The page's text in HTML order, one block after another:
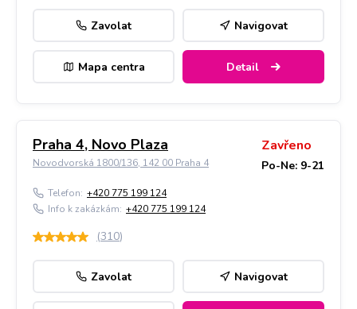
Zavolat Navigovat
Mapa centra Detail
Praha 4, Novo Plaza
Novodvorská 1800/136, 142 00 Praha 4
Zavřeno
Po-Ne: 9-21
Telefon: +420 775 199 124
Info k zakázkám: +420 775 199 124
(310)
Zavolat Navigovat